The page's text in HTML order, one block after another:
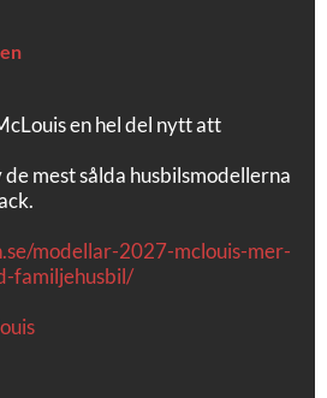
en hel del nytt att
mest sålda husbilsmodellerna
modellar-2027-mclouis-mer-
familjehusbil/